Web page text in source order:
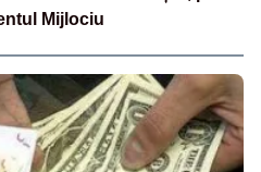
Mijlociu